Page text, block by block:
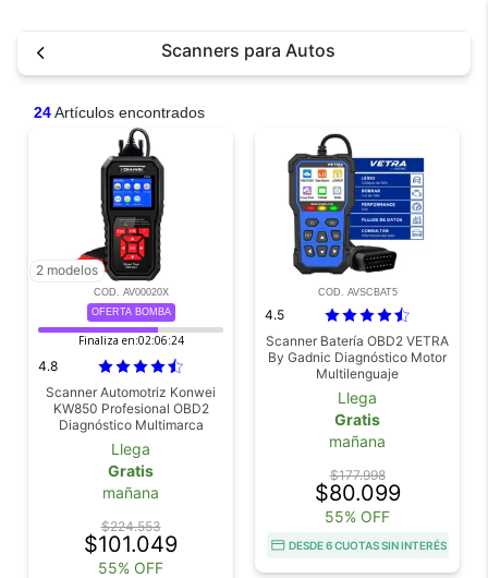
Scanners para Autos
24Artículos encontrados
2 modelos
COD. AV00020X
OFERTA BOMBA
Finaliza en:02:06:23
4.8
Scanner Automotriz Konwei
KW850 Profesional OBD2
Diagnóstico Multimarca
Llega
Gratis
mañana
$224.553
$101.049
55% OFF
COD. AVSCBAT5
4.5
Scanner Batería OBD2 VETRA
By Gadnic Diagnóstico Motor
Multilenguaje
Llega
Gratis
mañana
$177.998
$80.099
55% OFF
DESDE 6 CUOTAS SIN INTERÉS